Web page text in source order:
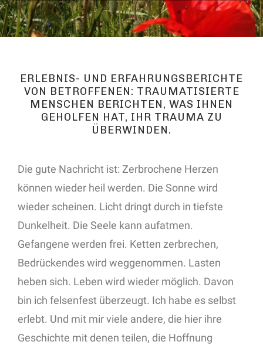
ERLEBNIS- UND ERFAHRUNGSBERICHTE
VON BETROFFENEN: TRAUMATISIERTE
MENSCHEN BERICHTEN, WAS IHNEN
GEHOLFEN HAT, IHR TRAUMA ZU
ÜBERWINDEN.
Die gute Nachricht ist: Zerbrochene Herzen
können wieder heil werden. Die Sonne wird
wieder scheinen. Licht dringt durch in tiefste
Dunkelheit. Die Seele kann aufatmen.
Gefangene werden frei. Ketten zerbrechen,
Bedrückendes wird weggenommen. Lasten
heben sich. Leben wird wieder möglich. Davon
bin ich felsenfest überzeugt. Ich habe es selbst
erlebt. Und mit mir viele andere, die hier ihre
Geschichte mit denen teilen, die Hoffnung